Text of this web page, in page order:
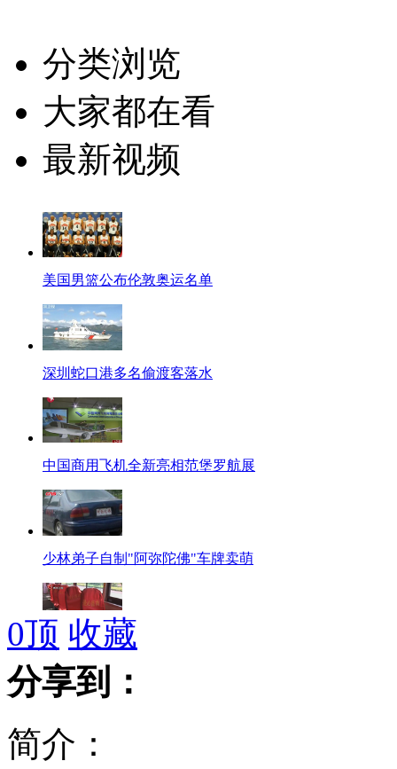
分类浏览
大家都在看
最新视频
美国男篮公布伦敦奥运名单
深圳蛇口港多名偷渡客落水
中国商用飞机全新亮相范堡罗航展
少林弟子自制"阿弥陀佛"车牌卖萌
七旬老人公交车上让座八旬老人
6月份CPI涨2.2% 创29个月新低
0顶 收藏
分享到：
简介：